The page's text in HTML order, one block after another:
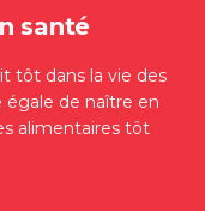
santé
tôt dans la vie des
de naître en
alimentaires tôt